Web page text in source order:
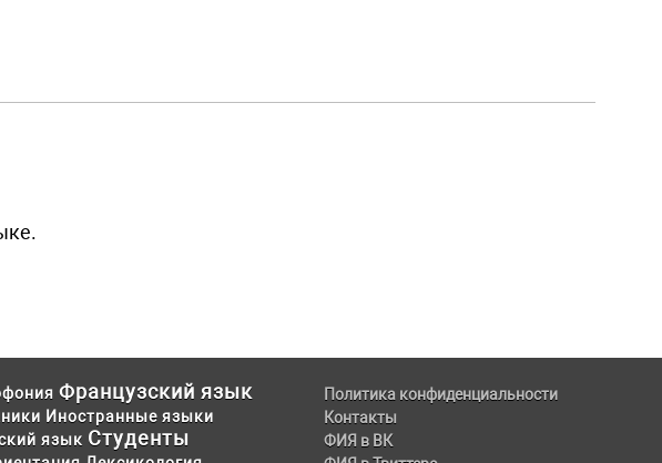
Французский язык
Иностранные языки
язык Студенты
Политика конфиденциальности
Контакты
ФИЯ в ВК